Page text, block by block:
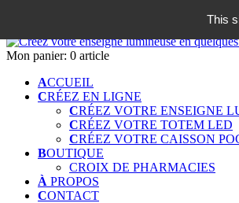
Mon panier: 0 article
ACCUEIL
CRÉEZ EN LIGNE
CRÉEZ VOTRE ENSEIGNE
CRÉEZ VOTRE TOTEM LED
CRÉEZ VOTRE CAISSON
BOUTIQUE
CROIX DE PHARMACIES
À PROPOS
CONTACT
This